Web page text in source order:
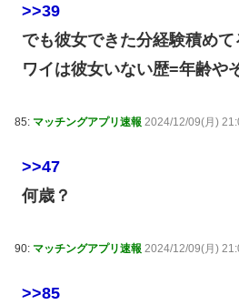
>>39
でも彼女できた分経験積め
ワイは彼女いない歴=年齢や
85: マッチングアプリ速報 2024/12/09(月)
>>47
何歳？
90: マッチングアプリ速報 2024/12/09(月)
>>85